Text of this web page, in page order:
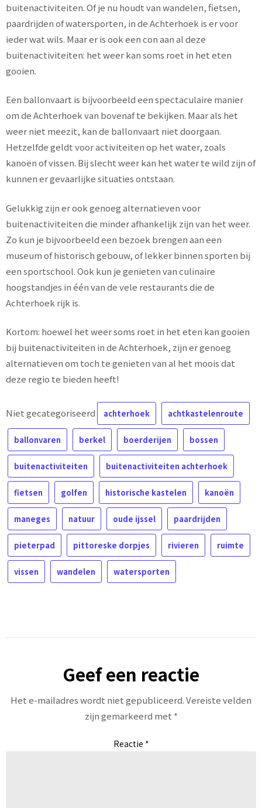
buitenactiviteiten. Of je nu houdt van wandelen, fietsen,
paardrijden of watersporten, in de Achterhoek is er voor
ieder wat wils. Maar er is ook een con aan al deze
buitenactiviteiten: het weer kan soms roet in het eten
gooien.
Een ballonvaart is bijvoorbeeld een spectaculaire manier
om de Achterhoek van bovenaf te bekijken. Maar als het
weer niet meezit, kan de ballonvaart niet doorgaan.
Hetzelfde geldt voor activiteiten op het water, zoals
kanoën of vissen. Bij slecht weer kan het water te wild zijn of
kunnen er gevaarlijke situaties ontstaan.
Gelukkig zijn er ook genoeg alternatieven voor
buitenactiviteiten die minder afhankelijk zijn van het weer.
Zo kun je bijvoorbeeld een bezoek brengen aan een
museum of historisch gebouw, of lekker binnen sporten bij
een sportschool. Ook kun je genieten van culinaire
hoogstandjes in één van de vele restaurants die de
Achterhoek rijk is.
Kortom: hoewel het weer soms roet in het eten kan gooien
bij buitenactiviteiten in de Achterhoek, zijn er genoeg
alternatieven om toch te genieten van al het moois dat
deze regio te bieden heeft!
Niet gecategoriseerd achterhoek achtkastelenroute
ballonvaren berkel boerderijen bossen
buitenactiviteiten buitenactiviteiten achterhoek
fietsen golfen historische kastelen kanoën
maneges natuur oude ijssel paardrijden
pieterpad pittoreske dorpjes rivieren ruimte
vissen wandelen watersporten
Geef een reactie
Het e-mailadres wordt niet gepubliceerd.Vereiste velden
zijn gemarkeerd met *
Reactie *